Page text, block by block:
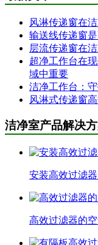
风淋传递窗在
输送线传递窗
层流传递窗在
超净工作台在
域中重要
洁净工作台：
风淋式传递窗
洁净室产品解决
安装高效过滤
高效过滤器的